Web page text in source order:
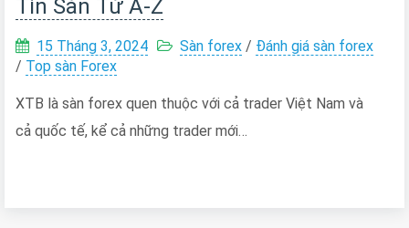
Tin Sàn Từ A-Z
15 Tháng 3, 2024 Sàn forex / Đánh giá sàn forex
/ Top sàn Forex
XTB là sàn forex quen thuộc với cả trader Việt Nam và
cả quốc tế, kể cả những trader mới…